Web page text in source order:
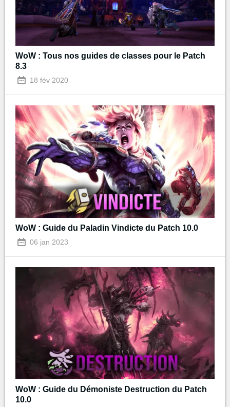
WoW : Tous nos guides de classes pour le Patch
8.3
18 fév 2020
WoW : Guide du Paladin Vindicte du Patch 10.0
06 jan 2023
WoW : Guide du Démoniste Destruction du Patch
10.0